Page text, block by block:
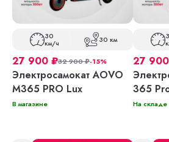
30
км/ч 30 км
27 900 ₽32 900₽-15%
Электросамокат AOVO
M365 PRO Lux
В магазине
27 900
365
На складе